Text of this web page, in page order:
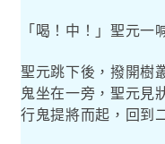
「喝！中！」聖元一
聖元跳下後，撥開樹
鬼坐在一旁，聖元見
行鬼提將而起，回到